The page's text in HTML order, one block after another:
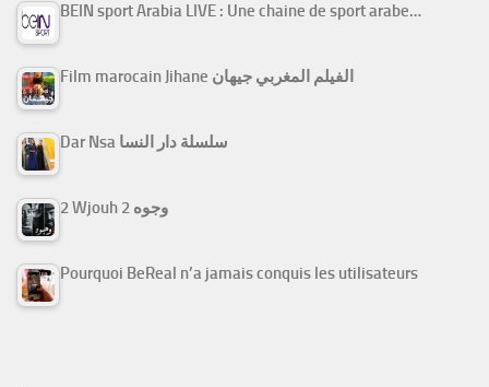
BEIN sport Arabia LIVE : Une chaine de sport arabe…
Film marocain Jihane الفيلم المغربي جيهان
Dar Nsa سلسلة دار النسا
2 Wjouh 2 وجوه
Pourquoi BeReal n’a jamais conquis les utilisateurs